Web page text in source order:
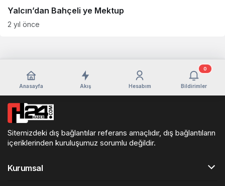
Yalcın’dan Bahçeli ye Mektup
2 yıl önce
Anasayfa Akış Hesabım Bildirimler
0
Sitemizdeki dış bağlantılar referans amaçlıdır, dış bağlantıların
içeriklerinden kuruluşumuz sorumlu değildir.
Kurumsal